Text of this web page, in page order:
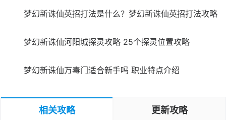
梦幻新诛仙英招打法是什么？梦幻新诛仙英招打法攻略
梦幻新诛仙河阳城探灵攻略 25个探灵位置攻略
梦幻新诛仙万毒门适合新手吗 职业特点介绍
相关攻略 更新攻略